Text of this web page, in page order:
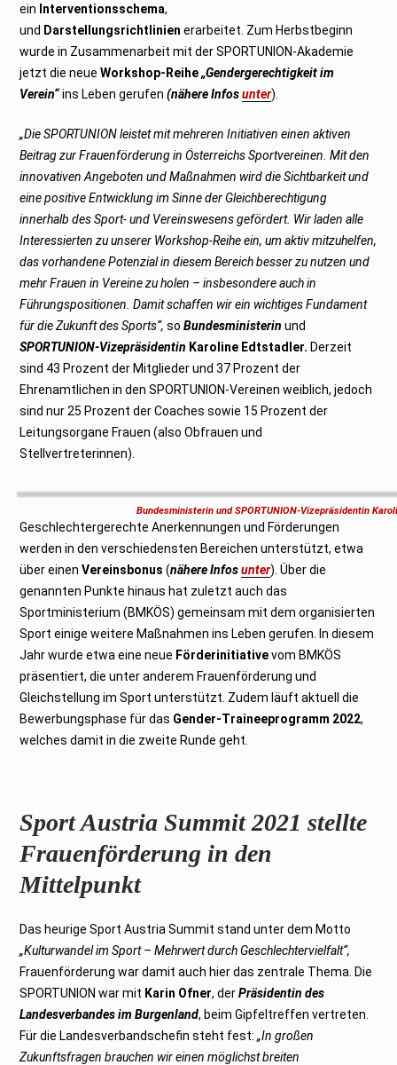
ein Interventionsschema,
und Darstellungsrichtlinien erarbeitet. Zum Herbstbeginn
wurde in Zusammenarbeit mit der SPORTUNION-Akademie
jetzt die neueWorkshop-Reihe„Gendergerechtigkeit im
Verein“ins Leben gerufen(nähere Infosunter).
„Die SPORTUNION leistet mit mehreren Initiativen einen aktiven
Beitrag zur Frauenförderung in Österreichs Sportvereinen. Mit den
innovativen Angeboten und Maßnahmen wird die Sichtbarkeit und
eine positive Entwicklung im Sinne der Gleichberechtigung
innerhalb des Sport- und Vereinswesens gefördert. Wir laden alle
Interessierten zu unserer Workshop-Reihe ein, um aktiv mitzuhelfen,
das vorhandene Potenzial in diesem Bereich besser zu nutzen und
mehr Frauen in Vereine zu holen – insbesondere auch in
Führungspositionen. Damit schaffen wir ein wichtiges Fundament
für die Zukunft des Sports“, soBundesministerinund
SPORTUNION-Vizepräsidentin Karoline Edtstadler. Derzeit
sind 43 Prozent der Mitglieder und 37 Prozent der
Ehrenamtlichen in den SPORTUNION-Vereinen weiblich, jedoch
sind nur 25 Prozent der Coaches sowie 15 Prozent der
Leitungsorgane Frauen (also Obfrauen und
Stellvertreterinnen).
Bundesministerin und SPORTUNION-Vizepräsidentin
Geschlechtergerechte Anerkennungen und Förderungen
werden in den verschiedensten Bereichen unterstützt, etwa
über einenVereinsbonus (nähere Infosunter). Über die
genannten Punkte hinaus hat zuletzt auch das
Sportministerium (BMKÖS) gemeinsam mit dem organisierten
Sport einige weitere Maßnahmen ins Leben gerufen. In diesem
Jahr wurde etwa eine neue Förderinitiativevom BMKÖS
präsentiert, die unter anderem Frauenförderung und
Gleichstellung im Sport unterstützt. Zudem läuft aktuell die
Bewerbungsphase für das Gender-Traineeprogramm 2022,
welches damit in die zweite Runde geht.
Sport Austria Summit 2021 stellte
Frauenförderung in den
Mittelpunkt
Das heurige Sport Austria Summit stand unter dem Motto
„Kulturwandel im Sport – Mehrwert durch Geschlechtervielfalt“,
Frauenförderung war damit auch hier das zentrale Thema. Die
SPORTUNION war mit Karin Ofner, derPräsidentin des
Landesverbandes im Burgenland, beim Gipfeltreffen vertreten.
Für die Landesverbandschefin steht fest:„In großen
Zukunftsfragen brauchen wir einen möglichst breiten